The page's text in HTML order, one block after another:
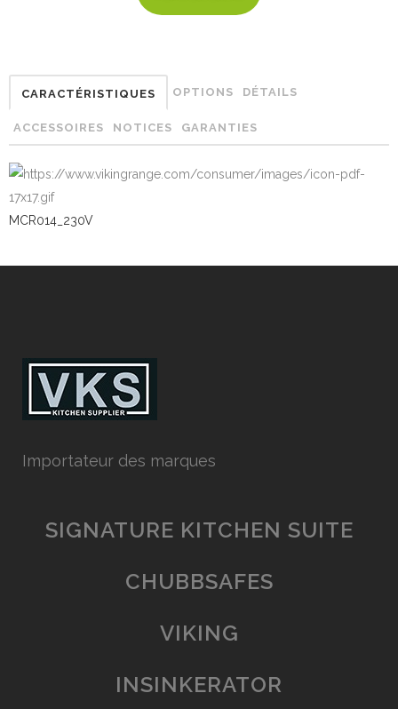
CARACTÉRISTIQUES OPTIONS DÉTAILS
ACCESSOIRES NOTICES GARANTIES
MCR014_230V
Importateur des marques
SIGNATURE KITCHEN SUITE
CHUBBSAFES
VIKING
INSINKERATOR